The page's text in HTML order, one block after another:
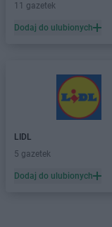
11 gazetek
Dodaj do ulubionych
LIDL
5 gazetek
Dodaj do ulubionych